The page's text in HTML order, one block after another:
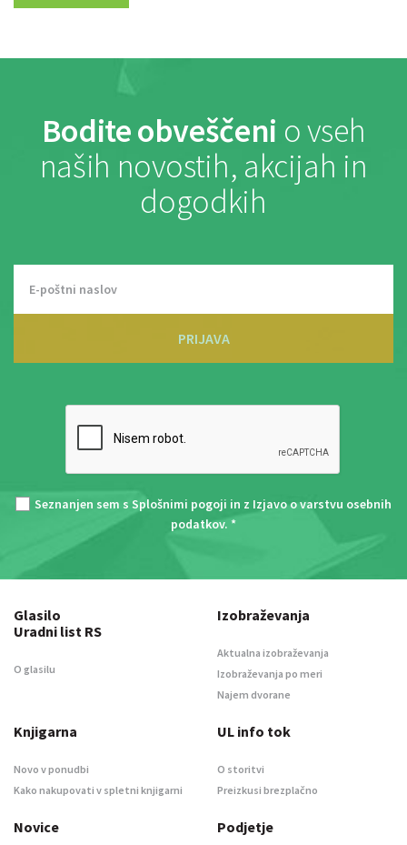
Bodite obveščeni o vseh
naših novostih, akcijah in
dogodkih
PRIJAVA
Seznanjen sem s Splošnimi pogoji in z Izjavo o varstvu osebnih
podatkov. *
Glasilo
Uradni list RS
O glasilu
Izobraževanja
Aktualna izobraževanja
Izobraževanja po meri
Najem dvorane
Knjigarna
Novo v ponudbi
Kako nakupovati v spletni knjigarni
UL info tok
O storitvi
Preizkusi brezplačno
Novice Podjetje